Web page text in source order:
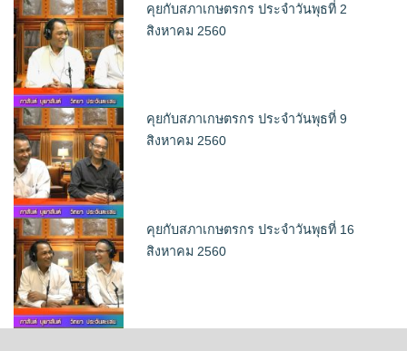
คุยกับสภาเกษตรกร ประจำวันพุธที่ 2
สิงหาคม 2560
คุยกับสภาเกษตรกร ประจำวันพุธที่ 9
สิงหาคม 2560
คุยกับสภาเกษตรกร ประจำวันพุธที่ 16
สิงหาคม 2560